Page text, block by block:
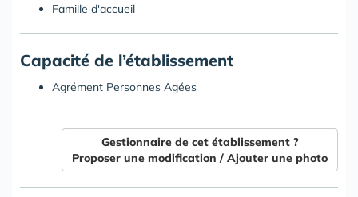
Famille d'accueil
Capacité de l’établissement
Agrément Personnes Agées
Gestionnaire de cet établissement ?
Proposer une modification / Ajouter une photo